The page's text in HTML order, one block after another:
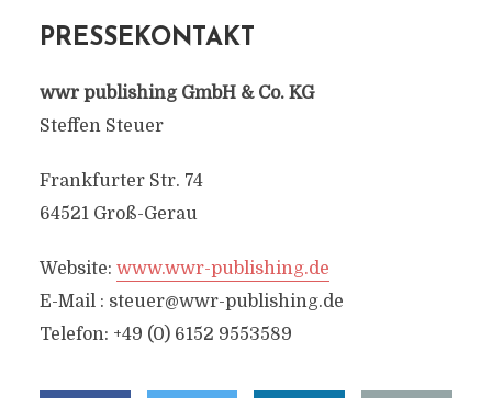
PRESSEKONTAKT
wwr publishing GmbH & Co. KG
Steffen Steuer
Frankfurter Str. 74
64521 Groß-Gerau
Website: www.wwr-publishing.de
E-Mail : steuer@wwr-publishing.de
Telefon: +49 (0) 6152 9553589